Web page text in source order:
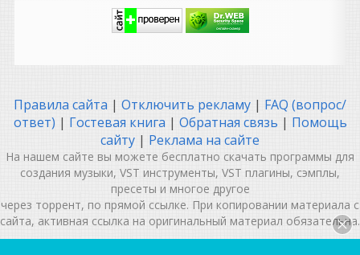
головки;
менять ленты, потому что
переписывать целый дубль.
То есть работы было не
меньше, просто она была
другой.
Подключил проводочки,
заправил ленточку, прогрел
лампочку...
Это романтичная картина,
Правила сайта | Отключить рекламу | FAQ (вопрос/
ответ) | Гостевая книга | Обратная связь | Помощь
сайту | Реклама на сайте
На нашем сайте вы можете бесплатно скачать программы для
создания музыки, VST инструменты, VST плагины, сэмплы,
пресеты и многое другое
через торрент, по прямой ссылке. При копировании материала с
сайта, активная ссылка на оригинальный материал обязательна.